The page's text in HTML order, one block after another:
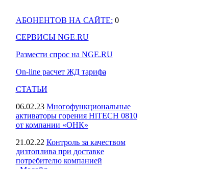
АБОНЕНТОВ НА САЙТЕ: 0
СЕРВИСЫ NGE.RU
Размести спрос на NGE.RU
On-line расчет ЖД тарифа
СТАТЬИ
06.02.23 Многофункциональные
активаторы горения HiTECH 0810
от компании «ОНК»
21.02.22 Контроль за качеством
дизтоплива при доставке
потребителю компанией